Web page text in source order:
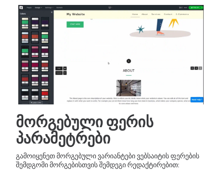
მორგებული ფერის
პარამეტრები
გამოიყენეთ მორგებული ვარიანტები ვებსაიტის ფერების
შემდგომი მორგებისთვის შემდეგი რედაქტირებით: